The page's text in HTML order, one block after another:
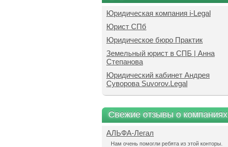
Юридическая компания i-Legal
Юрист СПб
Юридическое бюро Практик
Земельный юрист в СПБ | Анна
Степанова
Юридический кабинет Андрея
Суворова Suvorov.Legal
Свежие отзывы о компаниях
АЛЬФА-Легал
Нам очень помогли ребята из этой конторы.